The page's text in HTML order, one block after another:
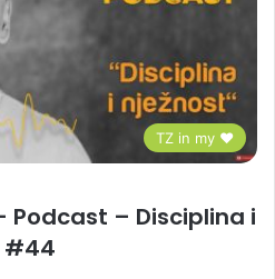
TZ in my ♥
Podcast – Disciplina i
#44